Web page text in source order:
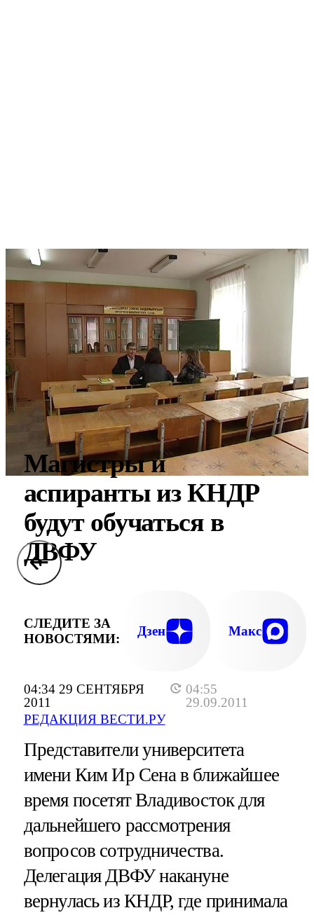
04:34 29 СЕНТЯБРЯ
2011
04:55
29.09.2011
РЕДАКЦИЯ ВЕСТИ.РУ
Магистры и
аспиранты из КНДР
будут обучаться в
ДВФУ
СЛЕДИТЕ ЗА
НОВОСТЯМИ:
Дзен Макс
Представители университета
имени Ким Ир Сена в ближайшее
время посетят Владивосток для
дальнейшего рассмотрения
вопросов сотрудничества.
Делегация ДВФУ накануне
вернулась из КНДР, где принимала